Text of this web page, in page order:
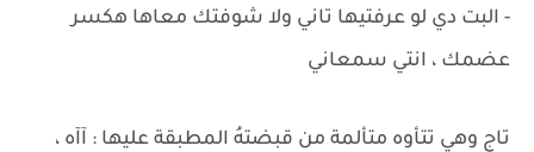
- البت دي لو عرفتيها تاني ولا شوفتك معاها هكسر
عضمك ، انتي سمعاني
تاج وهي تتأوه متألمة من قبضتهُ المطبقة عليها : آآه ،